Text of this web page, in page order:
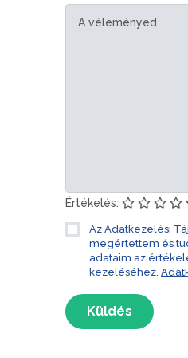
Értékelés:
Az Adatkezelési
megértettem és
adataim az
kezeléséhez.
Küldés